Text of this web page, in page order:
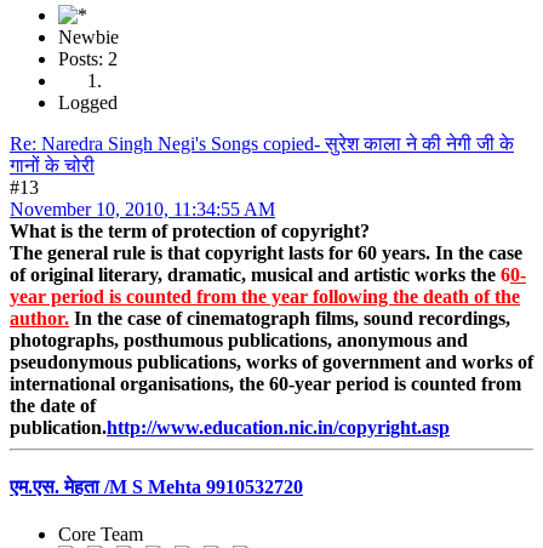
Newbie
Posts: 2
Logged
Re: Naredra Singh Negi's Songs copied- सुरेश काला ने की नेगी जी के
गानों के चोरी
#13
November 10, 2010, 11:34:55 AM
What is the term of protection of copyright?
The general rule is that copyright lasts for 60 years. In the case
of original literary, dramatic, musical and artistic works the 60-
year period is counted from the year following the death of the
author. In the case of cinematograph films, sound recordings,
photographs, posthumous publications, anonymous and
pseudonymous publications, works of government and works of
international organisations, the 60-year period is counted from
the date of
publication.http://www.education.nic.in/copyright.asp
एम.एस. मेहता /M S Mehta 9910532720
Core Team